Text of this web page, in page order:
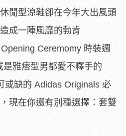
閒型涼鞋卻在今年大出風頭
成一陣風靡的勃肯
Ceremomy 時裝週
是雅痞型男都愛不釋手的
或缺的 Adidas Originals 必
現在你還有別種選擇：套雙